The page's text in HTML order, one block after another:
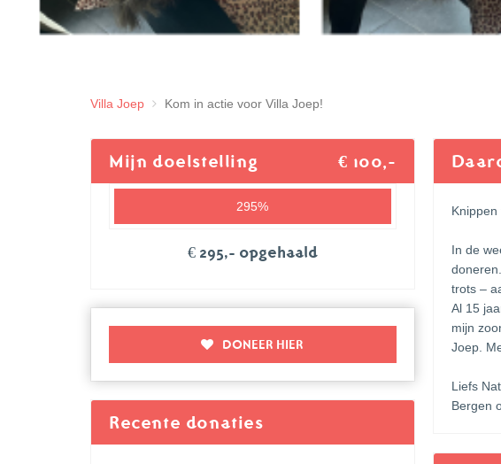
Villa Joep Kom in actie voor Villa Joep!
Mijn doelstelling € 100,-
295%
€ 295,- opgehaald
DONEER HIER
Recente donaties
Knippen
In de
trots –
Al 15
mijn
Joep.
Liefs
Bergen